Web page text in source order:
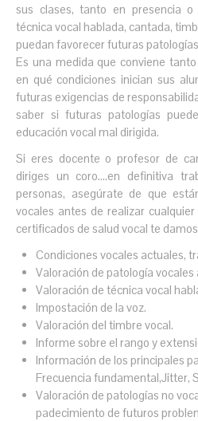
sus clases, tanto en presencia
técnica vocal hablada, cantada,
puedan favorecer futuras
Es una medida que conviene
en qué condiciones inician sus
futuras exigencias de
saber si futuras patologías
educación vocal mal dirigida.
Si eres docente o profesor de
diriges un coro….en definitiva
personas, asegúrate de que
vocales antes de realizar
certificados de salud vocal te
Condiciones vocales actuales,
Valoración de patología vocales
Valoración de técnica vocal
Impostación de la voz.
Valoración del timbre vocal.
Informe sobre el rango y
Información de los principales
Frecuencia fundamental,Jitter,
Valoración de patologías no
padecimiento de futuros